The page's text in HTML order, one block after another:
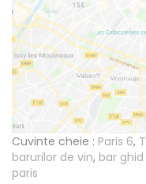
Cuvinte cheie : Paris 6,
barurilor de vin, bar
paris